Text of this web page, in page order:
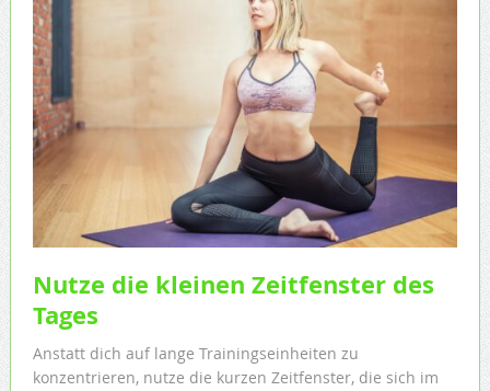
Nutze die kleinen Zeitfenster des
Tages
Anstatt dich auf lange Trainingseinheiten zu
konzentrieren, nutze die kurzen Zeitfenster, die sich im